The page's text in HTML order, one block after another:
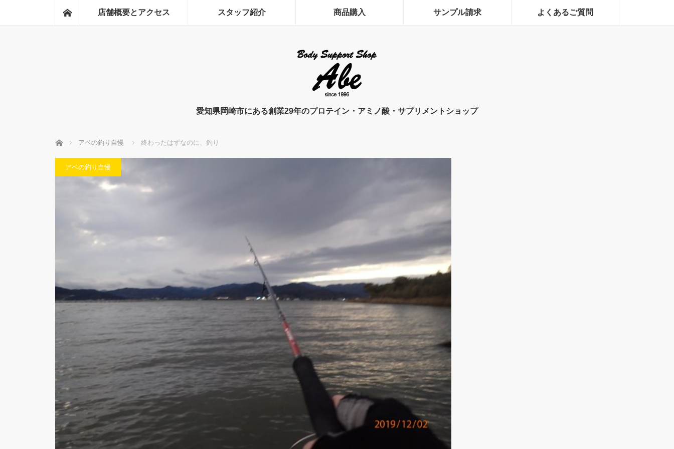
ホーム店舗概要とアクセス スタッフ紹介 商品購入 サンプル請求 よくあるご質問
愛知県岡崎市にある創業29年のプロテイン・アミノ酸・サプリメントショップ
ホーム アベの釣り自慢 終わったはずなのに、釣り
アベの釣り自慢